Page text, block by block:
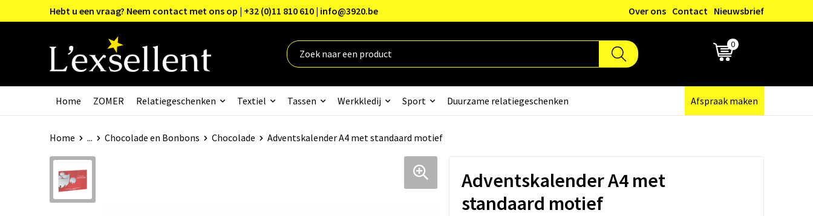
Hebt u een vraag? Neem contact met ons op | +32 (0)11 810 610 | info@3920.be Over ons Contact Nieuwsbrief
0
Home ZOMER Relatiegeschenken Textiel Tassen Werkkledij Sport Duurzame relatiegeschenken Afspraak maken
Home ... Chocolade en Bonbons Chocolade Adventskalender A4 met standaard motief
Adventskalender A4 met
standaard motief